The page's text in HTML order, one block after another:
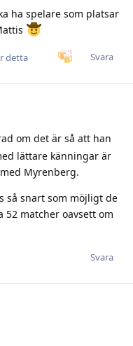
ha spelare som platsar
Svara
detta
om det är så att han
lättare känningar är
Myrenberg.
så snart som möjligt de
matcher oavsett om
Svara